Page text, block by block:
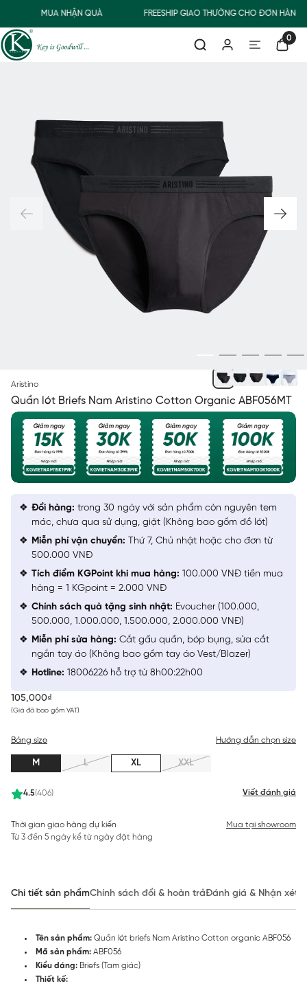
MUA NHẬN QUÀ FREESHIP GIAO THƯỜNG CHO ĐƠN
0
Aristino
Quần lót Briefs Nam Aristino Cotton Organic ABF056MT
105,000₫
(Giá đã bao gồm VAT)
4.5(406) Viết đánh giá
Bảng size Hướng dẫn chọn size
M L XL XXL
Thời gian giao hàng dự kiến
Từ 3 đến 5 ngày kể từ ngày đặt hàng
Mua tại showroom
Đổi hàng: trong 30 ngày với sản phẩm còn nguyên tem
mác, chưa qua sử dụng, giặt (Không bao gồm đồ lót)
Miễn phí vận chuyển: Thứ 7, Chủ nhật hoặc cho đơn từ
500.000 VNĐ
Tích điểm KGPoint khi mua hàng: 100.000 VNĐ tiền mua
hàng = 1 KGpoint = 2.000 VNĐ
Chính sách quà tặng sinh nhật: Evoucher (100.000,
500.000, 1.000.000, 1.500.000, 2.000.000 VNĐ)
Miễn phí sửa hàng: Cắt gấu quần, bóp bụng, sửa cắt
ngắn tay áo (Không bao gồm tay áo Vest/Blazer)
Hotline: 18006226 hỗ trợ từ 8h00:22h00
Chi tiết sản phẩmChính sách đổi & hoàn trảĐánh giá & Nhận xét
Tên sản phẩm: Quần lót briefs Nam Aristino Cotton organic ABF056
Mã sản phẩm: ABF056
Kiểu dáng: Briefs (Tam giác)
Thiết kế: